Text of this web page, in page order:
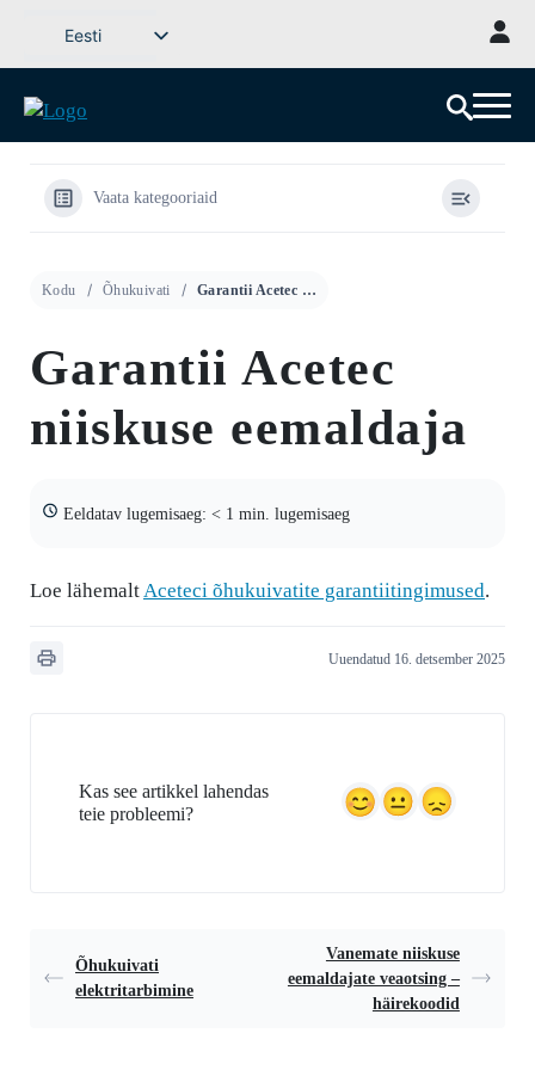
Eesti
Svenska
English (UK)
Dansk
Lietuvių kalba
Vaata kategooriaid
Kodu Õhukuivati Garantii Acetec niiskuse eemaldaja
Garantii Acetec
niiskuse eemaldaja
Eeldatav lugemisaeg: < 1 min. lugemisaeg
Loe lähemaltAceteci õhukuivatite garantiitingimused.
Uuendatud 16. detsember 2025
Kas see artikkel lahendas
teie probleemi?
Õhukuivati
elektritarbimine
Vanemate niiskuse
eemaldajate veaotsing –
häirekoodid